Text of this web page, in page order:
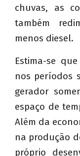
chuvas, as
também
menos diesel.
Estima-se
nos períodos
gerador
espaço de
Além da
na produção
próprio